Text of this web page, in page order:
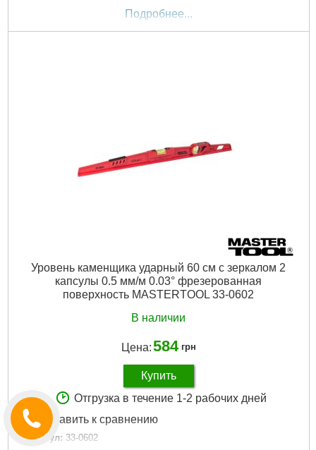
Подробнее...
Уровень каменщика ударный 60 см с зеркалом 2
капсулы 0.5 мм/м 0.03° фрезерованная
поверхность MASTERTOOL 33-0602
В наличии
Цена:584 грн
Купить
Отгрузка в течение 1-2 рабочих дней
Добавить к сравнению
Артикул: 33-0602